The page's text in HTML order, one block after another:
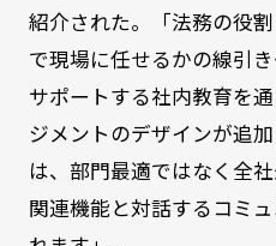
紹介された。「法務の役
で現場に任せるかの線引
サポートする社内教育を
ジメントのデザインが追
は、部門最適ではなく全
関連機能と対話するコミ